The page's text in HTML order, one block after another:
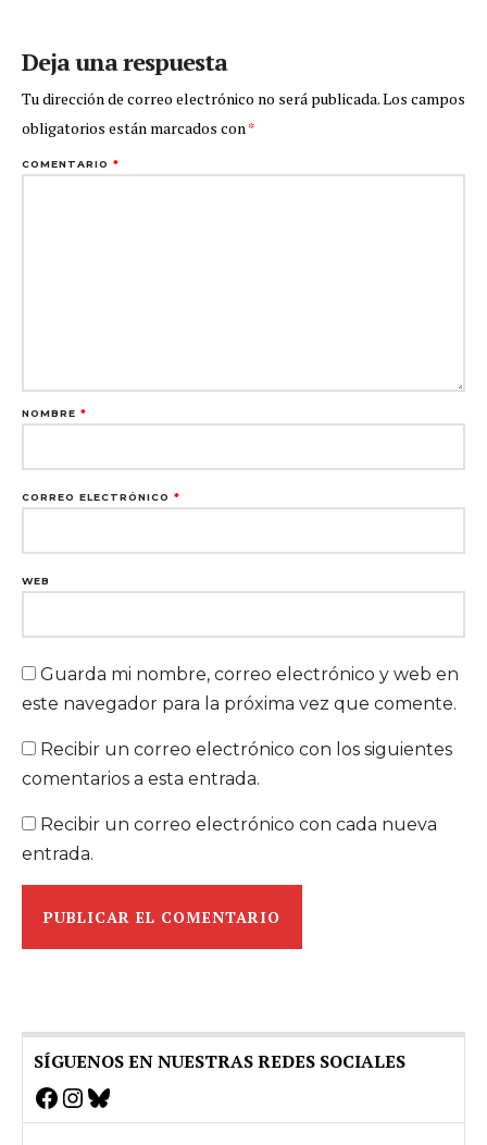
Deja una respuesta
Tu dirección de correo electrónico no será publicada.Los campos
obligatorios están marcados con*
COMENTARIO *
NOMBRE *
CORREO ELECTRÓNICO *
WEB
Guarda mi nombre, correo electrónico y web en
este navegador para la próxima vez que comente.
Recibir un correo electrónico con los siguientes
comentarios a esta entrada.
Recibir un correo electrónico con cada nueva
entrada.
SÍGUENOS EN NUESTRAS REDES SOCIALES
Facebook
Instagram
Bluesky